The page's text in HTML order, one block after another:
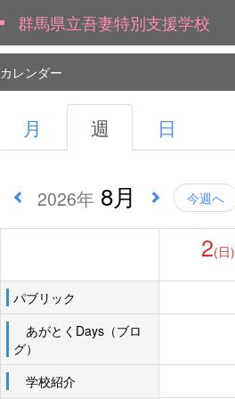
群馬県立吾妻特別支援学校
カレンダー
月 週 日
2026年 8月 今週へ
2(日)
パブリック
あがとくDays（ブロ
グ）
学校紹介